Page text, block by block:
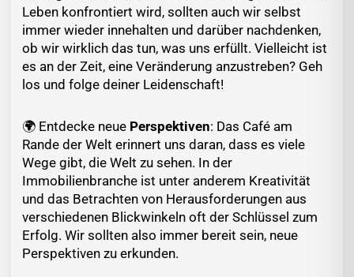
Leben konfrontiert wird, sollten auch wir selbst
immer wieder innehalten und darüber nachdenken,
ob wir wirklich das tun, was uns erfüllt. Vielleicht ist
es an der Zeit, eine Veränderung anzustreben? Geh
los und folge deiner Leidenschaft!
🌍 Entdecke neue Perspektiven: Das Café am
Rande der Welt erinnert uns daran, dass es viele
Wege gibt, die Welt zu sehen. In der
Immobilienbranche ist unter anderem Kreativität
und das Betrachten von Herausforderungen aus
verschiedenen Blickwinkeln oft der Schlüssel zum
Erfolg. Wir sollten also immer bereit sein, neue
Perspektiven zu erkunden.